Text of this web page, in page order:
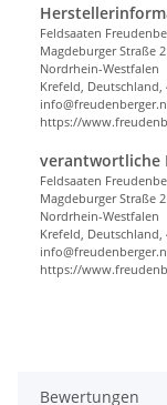
Feldsaaten
Magdeburger Straße 2
Nordrhein-Westfalen
Krefeld, Deutschland,
https://
verantwortliche
Feldsaaten
Magdeburger Straße 2
Nordrhein-Westfalen
Krefeld, Deutschland,
https://
Bewertungen